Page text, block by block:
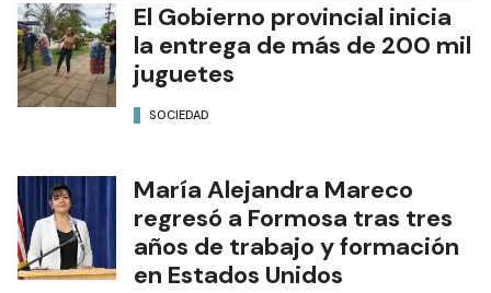
El Gobierno provincial inicia
la entrega de más de 200 mil
juguetes
SOCIEDAD
María Alejandra Mareco
regresó a Formosa tras tres
años de trabajo y formación
en Estados Unidos